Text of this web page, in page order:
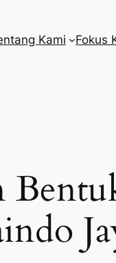
Kami Fokus